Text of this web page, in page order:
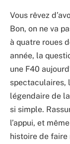
Vous rêvez
Bon, on ne va
à quatre roues
année, la
une F40
spectaculaires,
légendaire de
si simple.
l’appui, et
histoire de faire